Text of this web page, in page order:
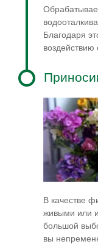
Благодаря
воздействию
В качестве
живыми или
большой
вы